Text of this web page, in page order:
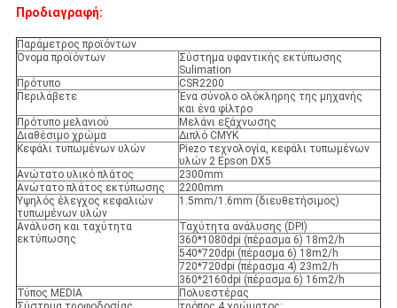
Προδιαγραφή:
Παράμετρος προϊόντων
Όνομα προϊόντων
Σύστημα υφαντικής εκτύπωσης
Sulimation
Πρότυπο
CSR2200
Περιλάβετε
Ένα σύνολο ολόκληρης της μηχανής
και ένα φίλτρο
Πρότυπο μελανιού
Μελάνι εξάχνωσης
Διαθέσιμο χρώμα
Διπλό CMYK
Κεφάλι τυπωμένων υλών
Piezo τεχνολογία, κεφάλι τυπωμένων
υλών 2 Epson DX5
Ανώτατο υλικό πλάτος
2300mm
Ανώτατο πλάτος εκτύπωσης
2200mm
Υψηλός έλεγχος κεφαλιών
τυπωμένων υλών
1.5mm/1.6mm (διευθετήσιμος)
Ανάλυση και ταχύτητα
εκτύπωσης
Ταχύτητα ανάλυσης (DPI)
360*1080dpi (πέρασμα 6) 18m2/h
540*720dpi (πέρασμα 6) 18m2/h
720*720dpi (πέρασμα 4) 23m2/h
360*2160dpi (πέρασμα 6) 16m2/h
Τύπος MEDIA
Πολυεστέρας